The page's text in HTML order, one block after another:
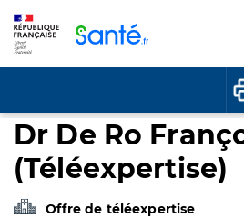
Dr De Ro
(Téléexpertise)
Offre de téléexpertise